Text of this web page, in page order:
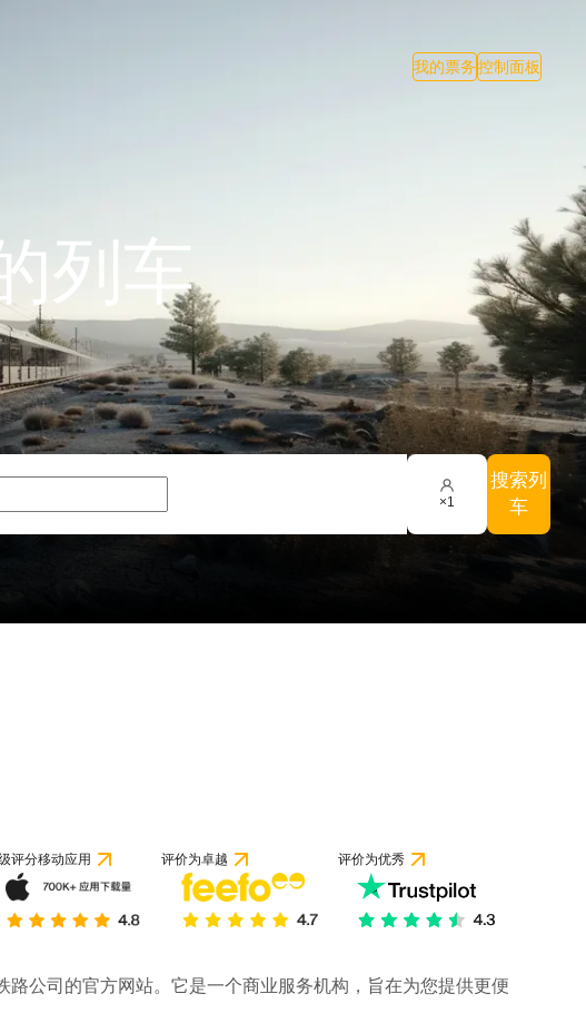
我的票务控制面板
列车
×1
搜索列
车
评分移动应用 评价为卓越 评价为优秀
公司的官方网站。它是一个商业服务机构，旨在为您提供更便